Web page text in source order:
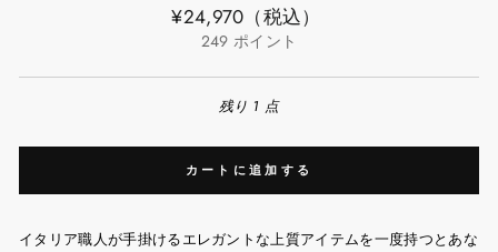
通
¥24,970 （税込）
249 ポイント
残り 1 点
カートに追加する
イタリア職人が手掛けるエレガントな上質アイテムを一度持つとあな